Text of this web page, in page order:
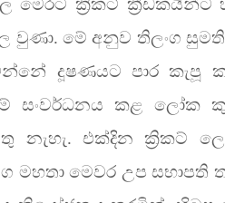
මෙරට ක්‍රිකට් ක්‍රීඩකයින්ට
වුණා. මේ අනුව තිලංග
දූෂණයට පාර කැපූ
සංවර්ධනය කළ ලෝක
නැහැ. එක්දින ක්‍රිකට්
මහතා මෙවර උප සභාපති